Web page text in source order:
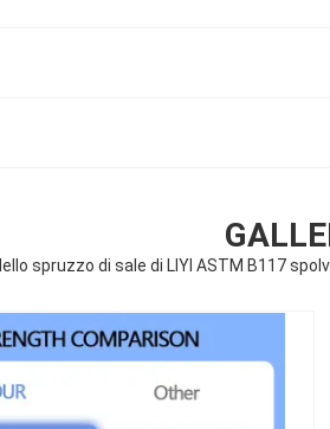
spruzzo di sale di LIYI ASTM B117